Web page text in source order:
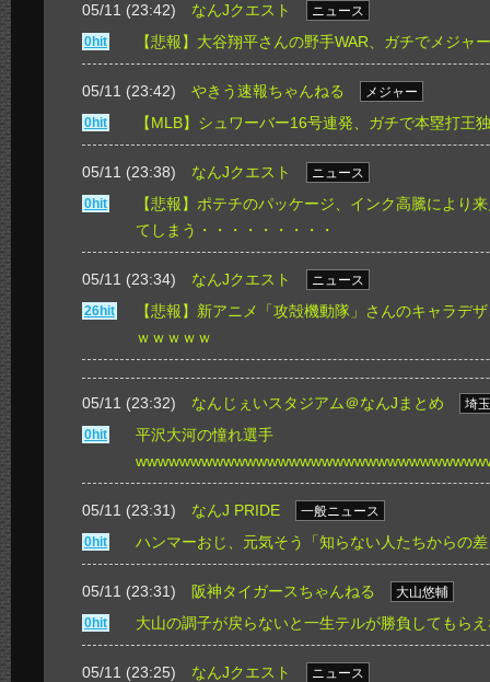
05/11 (23:42) なんJクエスト
ニュース
0hit
【悲報】大谷翔平さんの野手WAR、ガチでメジャ
05/11 (23:42) やきう速報ちゃんねる
メジャー
0hit
【MLB】シュワーバー16号連発、ガチで本塁打王
05/11 (23:38) なんJクエスト
ニュース
0hit
【悲報】ポテチのパッケージ、インク高騰により
てしまう・・・・・・・・・
05/11 (23:34) なんJクエスト
ニュース
26hit
【悲報】新アニメ「攻殻機動隊」さんのキャラデ
ｗｗｗｗｗ
05/11 (23:32) なんじぇいスタジアム＠なんJまとめ
埼
0hit
平沢大河の憧れ選手
05/11 (23:31) なんJ PRIDE
一般ニュース
0hit
ハンマーおじ、元気そう「知らない人たちからの
05/11 (23:31) 阪神タイガースちゃんねる
大山悠輔
0hit
大山の調子が戻らないと一生テルが勝負してもら
05/11 (23:25) なんJクエスト
ニュース